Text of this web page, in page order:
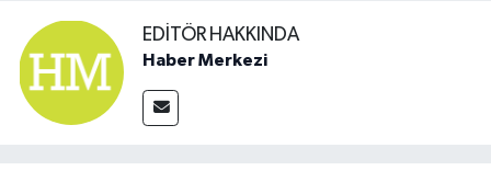
EDITÖR HAKKINDA
Haber Merkezi